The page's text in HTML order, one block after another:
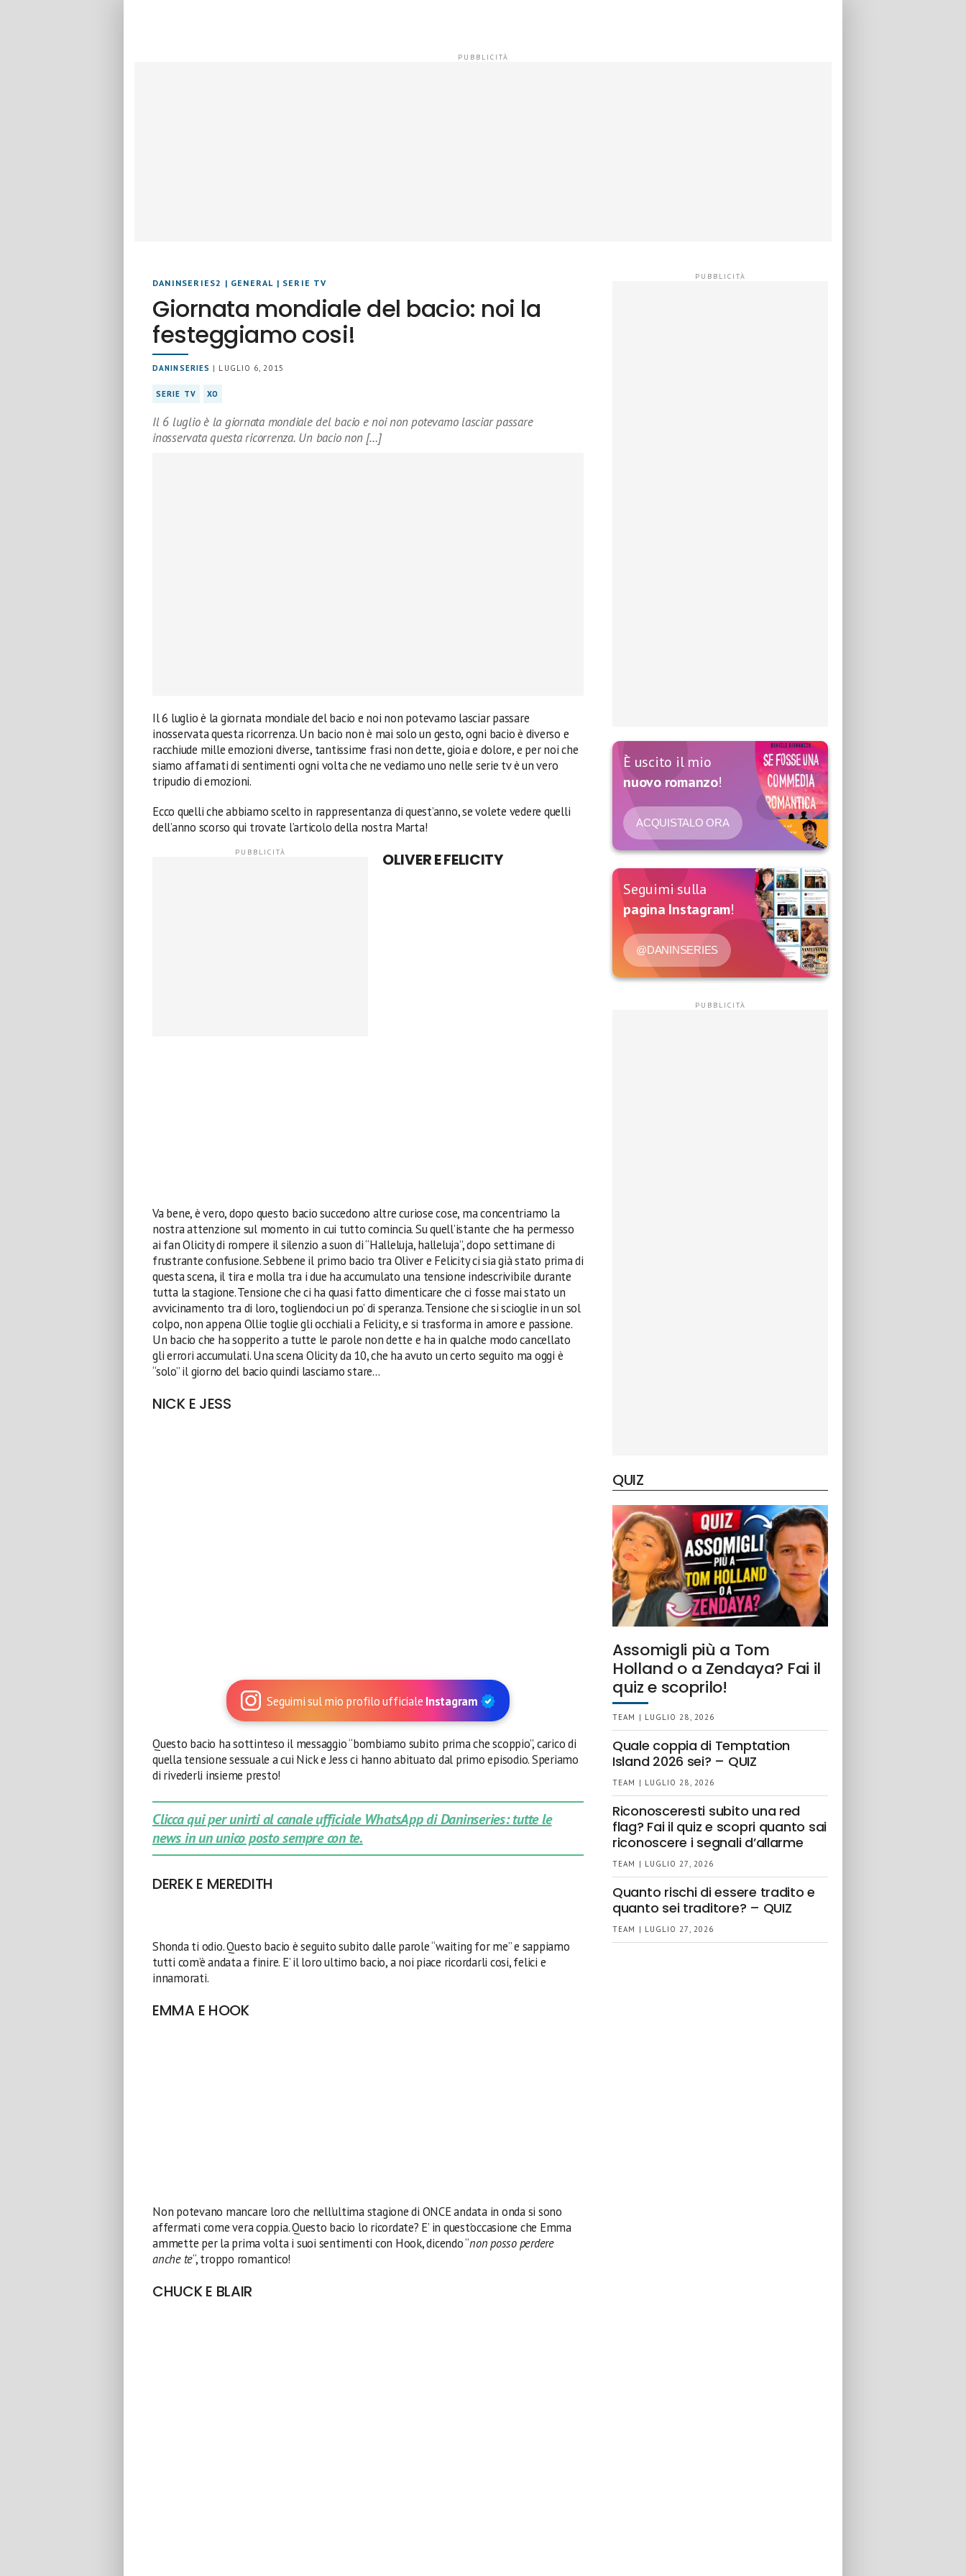
DANINSERIES2 | GENERAL | SERIE TV
Giornata mondiale del bacio: noi la
festeggiamo cosi!
DANINSERIES | LUGLIO 6, 2015
SERIE TV XO
Il 6 luglio è la giornata mondiale del bacio e noi non potevamo lasciar passare
inosservata questa ricorrenza. Un bacio non […]
Il 6 luglio è la giornata mondiale del bacio e noi non potevamo lasciar passare
inosservata questa ricorrenza. Un bacio non è mai solo un gesto, ogni bacio è diverso e
racchiude mille emozioni diverse, tantissime frasi non dette, gioia e dolore, e per noi che
siamo affamati di sentimenti ogni volta che ne vediamo uno nelle serie tv è un vero
tripudio di emozioni.
Ecco quelli che abbiamo scelto in rappresentanza di quest’anno, se volete vedere quelli
dell’anno scorso qui trovate l’articolo della nostra Marta!
OLIVER E FELICITY
Va bene, è vero, dopo questo bacio succedono altre curiose cose, ma concentriamo la
nostra attenzione sul momento in cui tutto comincia. Su quell’istante che ha permesso
ai fan Olicity di rompere il silenzio a suon di “Halleluja, halleluja”, dopo settimane di
frustrante confusione. Sebbene il primo bacio tra Oliver e Felicity ci sia già stato prima di
questa scena, il tira e molla tra i due ha accumulato una tensione indescrivibile durante
tutta la stagione. Tensione che ci ha quasi fatto dimenticare che ci fosse mai stato un
avvicinamento tra di loro, togliendoci un po’ di speranza. Tensione che si scioglie in un sol
colpo, non appena Ollie toglie gli occhiali a Felicity, e si trasforma in amore e passione.
Un bacio che ha sopperito a tutte le parole non dette e ha in qualche modo cancellato
gli errori accumulati. Una scena Olicity da 10, che ha avuto un certo seguito ma oggi è
“solo” il giorno del bacio quindi lasciamo stare…
NICK E JESS
Seguimi sul mio profilo ufficiale Instagram
Questo bacio ha sottinteso il messaggio “bombiamo subito prima che scoppio”, carico di
quella tensione sessuale a cui Nick e Jess ci hanno abituato dal primo episodio. Speriamo
di rivederli insieme presto!
Clicca qui per unirti al canale ufficiale WhatsApp di Daninseries: tutte le
news in un unico posto sempre con te.
DEREK E MEREDITH
Shonda ti odio. Questo bacio è seguito subito dalle parole “waiting for me” e sappiamo
tutti com’è andata a finire. E’ il loro ultimo bacio, a noi piace ricordarli cosi, felici e
innamorati.
EMMA E HOOK
Non potevano mancare loro che nell’ultima stagione di ONCE andata in onda si sono
affermati come vera coppia. Questo bacio lo ricordate? E’ in quest’occasione che Emma
ammette per la prima volta i suoi sentimenti con Hook, dicendo “non posso perdere
anche te“, troppo romantico!
CHUCK E BLAIR
È uscito il mio
nuovo romanzo!
ACQUISTALO ORA
Seguimi sulla
pagina Instagram!
@DANINSERIES
QUIZ
Assomigli più a Tom
Holland o a Zendaya? Fai il
quiz e scoprilo!
TEAM | LUGLIO 28, 2026
Quale coppia di Temptation
Island 2026 sei? – QUIZ
TEAM | LUGLIO 28, 2026
Riconosceresti subito una red
flag? Fai il quiz e scopri quanto sai
riconoscere i segnali d’allarme
TEAM | LUGLIO 27, 2026
Quanto rischi di essere tradito e
quanto sei traditore? – QUIZ
TEAM | LUGLIO 27, 2026